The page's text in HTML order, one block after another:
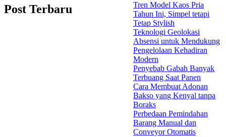
Post Terbaru
Tren Model Kaos Pria
Tahun Ini, Simpel tetapi
Tetap Stylish
Teknologi Geolokasi
Absensi untuk Mendukung
Pengelolaan Kehadiran
Modern
Penyebab Gabah Banyak
Terbuang Saat Panen
Cara Membuat Adonan
Bakso yang Kenyal tanpa
Boraks
Perbedaan Pemindahan
Barang Manual dan
Conveyor Otomatis